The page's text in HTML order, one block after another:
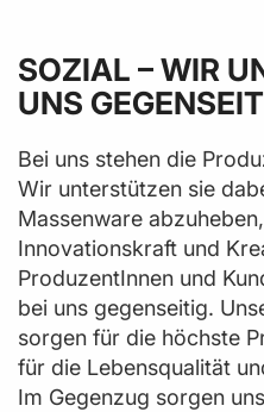
SOZIAL – WIR
UNS
Bei uns stehen die
Wir unterstützen sie
Massenware
Innovationskraft und
ProduzentInnen und
bei uns gegenseitig.
sorgen für die höchste
für die Lebensqualität
Im Gegenzug sorgen